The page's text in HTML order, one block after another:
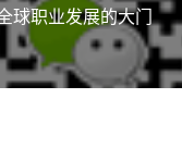
球职业发展的大门